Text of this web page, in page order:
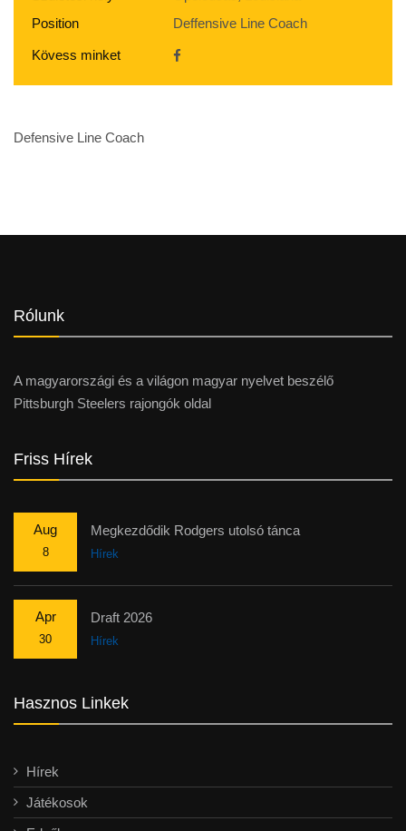
Position
Deffensive Line Coach
Kövess minket
Defensive Line Coach
Rólunk
A magyarországi és a világon magyar nyelvet beszélő
Pittsburgh Steelers rajongók oldal
Friss Hírek
Aug
8
Megkezdődik Rodgers utolsó tánca
Hírek
Apr
30
Draft 2026
Hírek
Hasznos Linkek
Hírek
Játékosok